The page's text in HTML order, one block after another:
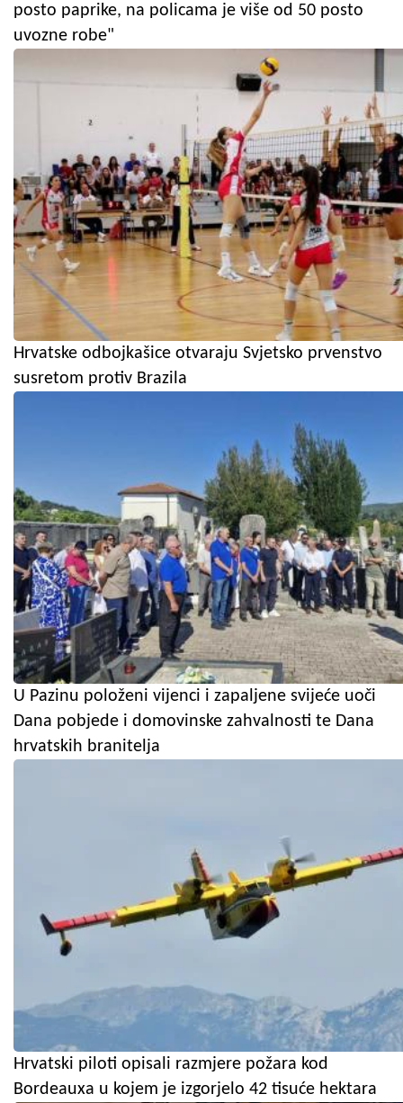
posto paprike, na policama je više od 50 posto
uvozne robe"
Hrvatske odbojkašice otvaraju Svjetsko prvenstvo
susretom protiv Brazila
U Pazinu položeni vijenci i zapaljene svijeće uoči
Dana pobjede i domovinske zahvalnosti te Dana
hrvatskih branitelja
Hrvatski piloti opisali razmjere požara kod
Bordeauxa u kojem je izgorjelo 42 tisuće hektara